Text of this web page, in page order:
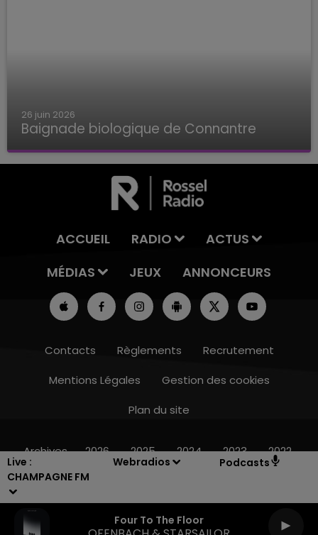
Live :
CHAMPAGNE FM
Webradios Podcasts
Four To The Floor
16h00 - 20h00
26 juin 2026
Baignade biologique de Connantre
Baignade biologique de Connantre
ACCUEIL RADIO
ACTUS
MÉDIAS
JEUX ANNONCEURS
Contacts Règlements
Recrutement
Mentions Légales
Gestion des cookies
Plan du site
Archives 2026 2025 2024 2023 2022